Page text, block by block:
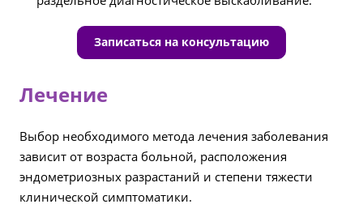
Записаться на консультацию
Лечение
Выбор необходимого метода лечения заболевания
зависит от возраста больной, расположения
эндометриозных разрастаний и степени тяжести
клинической симптоматики.